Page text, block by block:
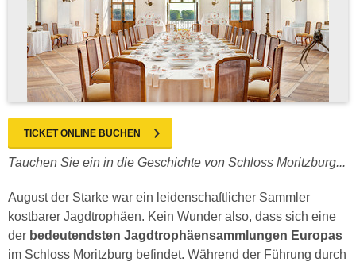
TICKET ONLINE BUCHEN
Tauchen Sie ein in die Geschichte von Schloss Moritzburg...
August der Starke war ein leidenschaftlicher Sammler
kostbarer Jagdtrophäen. Kein Wunder also, dass sich eine
der bedeutendsten Jagdtrophäensammlungen Europas
im Schloss Moritzburg befindet. Während der Führung durch